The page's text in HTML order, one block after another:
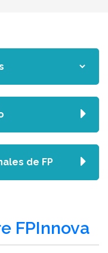
FPInnova
de FP